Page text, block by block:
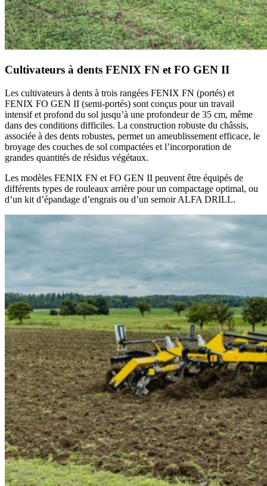
Cultivateurs à dents FENIX FN et FO GEN II
Les cultivateurs à dents à trois rangées FENIX FN (portés) et
FENIX FO GEN II (semi-portés) sont conçus pour un travail
intensif et profond du sol jusqu’à une profondeur de 35 cm, même
dans des conditions difficiles. La construction robuste du châssis,
associée à des dents robustes, permet un ameublissement efficace, le
broyage des couches de sol compactées et l’incorporation de
grandes quantités de résidus végétaux.
Les modèles FENIX FN et FO GEN II peuvent être équipés de
différents types de rouleaux arrière pour un compactage optimal, ou
d’un kit d’épandage d’engrais ou d’un semoir ALFA DRILL.